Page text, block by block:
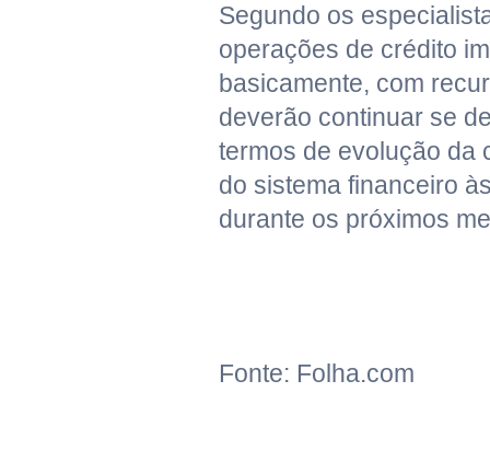
Segundo os
operações de crédito
basicamente, com
deverão continuar se
termos de evolução da
do sistema financeiro
durante os próximos
Fonte: Folha.com